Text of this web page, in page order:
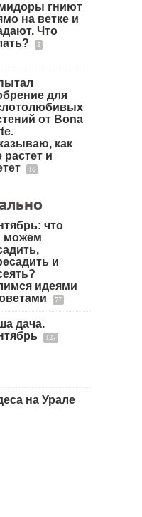
гниют
на ветке и
Что
3
для
от Bona
как
растет и
16
что
можем
и
идеями
77
дача.
127
на Урале